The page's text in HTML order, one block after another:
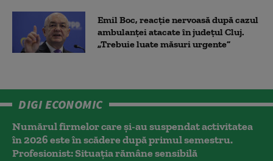
Emil Boc, reacție nervoasă după cazul
ambulanței atacate în județul Cluj.
„Trebuie luate măsuri urgente”
DIGI ECONOMIC
Numărul firmelor care și-au suspendat activitatea
în 2026 este în scădere după primul semestru.
Profesionist: Situația rămâne sensibilă